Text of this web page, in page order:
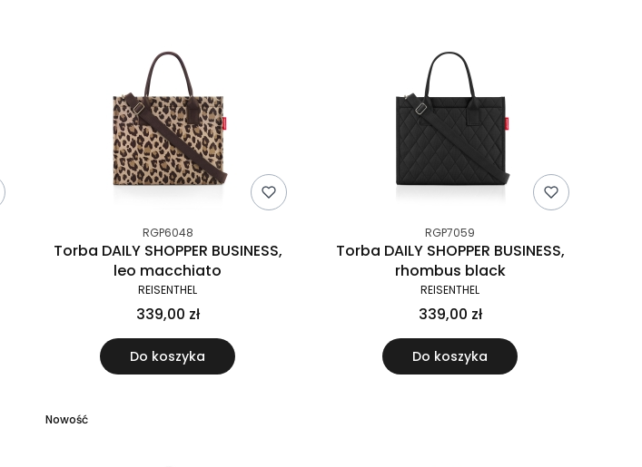
RGP6048
Torba DAILY SHOPPER BUSINESS,
leo macchiato
REISENTHEL
339,00 zł
Do koszyka
RGP7059
Torba DAILY SHOPPER BUSINESS,
rhombus black
REISENTHEL
339,00 zł
Do koszyka
Nowość